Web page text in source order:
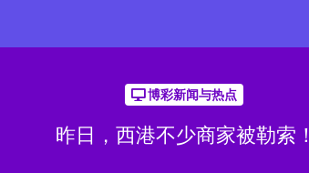
博彩新闻与热点
昨日，西港不少商家被勒索！